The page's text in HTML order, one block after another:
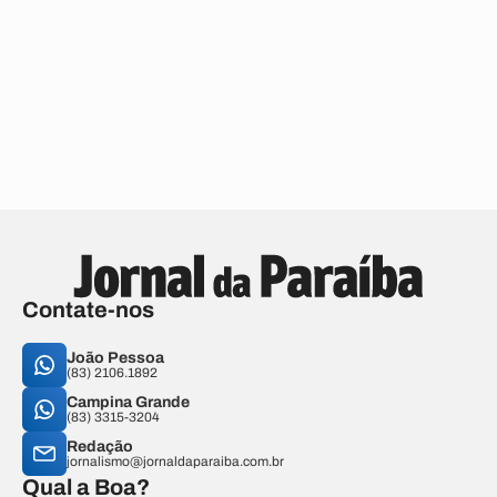
Contate-nos
João Pessoa
(83) 2106.1892
Campina Grande
(83) 3315-3204
Redação
jornalismo@jornaldaparaiba.com.br
Qual a Boa?